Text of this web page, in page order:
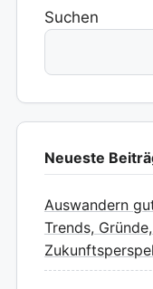
Suchen
Neueste
Auswandern
Trends,